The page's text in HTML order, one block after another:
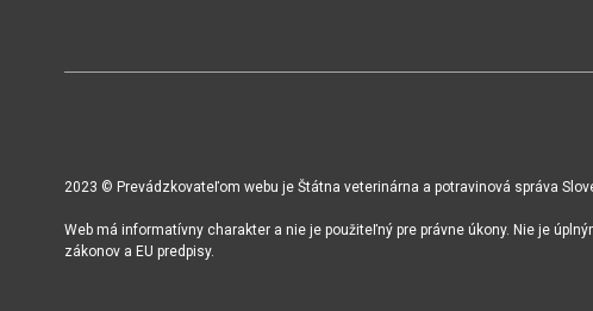
2023 © Prevádzkovateľom webu je Štátna veterinárna a potravinová správa
Web má informatívny charakter a nie je použiteľný pre právne úkony. Nie je
zákonov a EU predpisy.